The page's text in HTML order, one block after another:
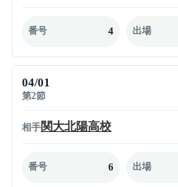
番号 4 出場
04/01
第2節
相手関大北陽高校
番号 6 出場